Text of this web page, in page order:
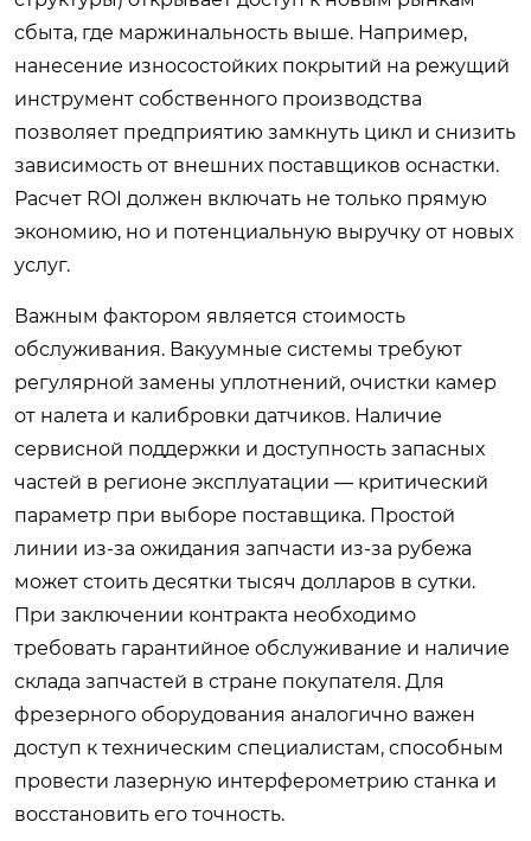
сбыта, где маржинальность выше. Например,
нанесение износостойких покрытий на режущий
инструмент собственного производства
позволяет предприятию замкнуть цикл и снизить
зависимость от внешних поставщиков оснастки.
Расчет ROI должен включать не только прямую
экономию, но и потенциальную выручку от новых
услуг.
Важным фактором является стоимость
обслуживания. Вакуумные системы требуют
регулярной замены уплотнений, очистки камер
от налета и калибровки датчиков. Наличие
сервисной поддержки и доступность запасных
частей в регионе эксплуатации — критический
параметр при выборе поставщика. Простой
линии из-за ожидания запчасти из-за рубежа
может стоить десятки тысяч долларов в сутки.
При заключении контракта необходимо
требовать гарантийное обслуживание и наличие
склада запчастей в стране покупателя. Для
фрезерного оборудования аналогично важен
доступ к техническим специалистам, способным
провести лазерную интерферометрию станка и
восстановить его точность.